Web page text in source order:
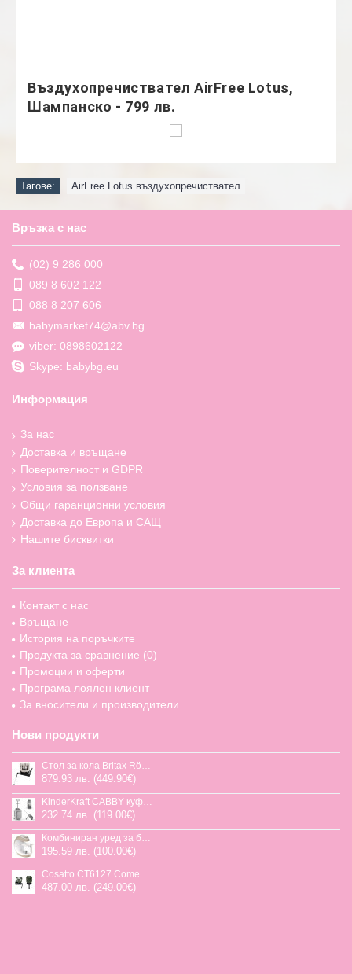
Въздухопречиствател AirFree Lotus,
Шампанско - 799 лв.
Тагове: AirFree Lotus въздухопречиствател
Връзка с нас
(02) 9 286 000
089 8 602 122
088 8 207 606
babymarket74@abv.bg
viber: 0898602122
Skype: babybg.eu
Информация
За нас
Доставка и връщане
Поверителност и GDPR
Условия за ползване
Общи гаранционни условия
Доставка до Европа и САЩ
Нашите бисквитки
За клиента
Контакт с нас
Връщане
История на поръчките
Продукта за сравнение (0)
Промоции и оферти
Програма лоялен клиент
За вносители и производители
Нови продукти
Стол за кола Britax Römer Swivel-Grow Max Air, 40-125 см
879.93 лв. (449.90€)
KinderKraft CABBY куфар със седалка
232.74 лв. (119.00€)
Комбиниран уред за бебешка храна Jane Chefkiss, 7 функции
195.59 лв. (100.00€)
Cosatto CT6127 Come and go 2 столче за кола HOGLET
487.00 лв. (249.00€)